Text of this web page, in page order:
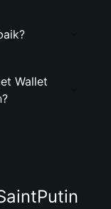
Wallet